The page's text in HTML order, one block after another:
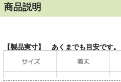
商品説明
【製品実寸】 あくまでも目安です。